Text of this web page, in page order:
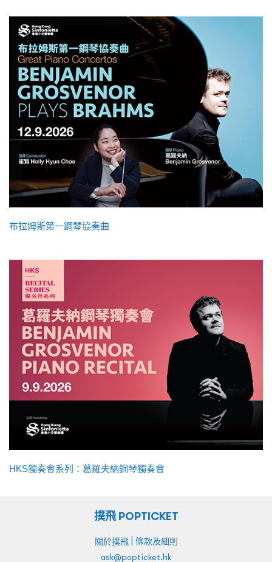
布拉姆斯第一鋼琴協奏曲
HKS獨奏會系列：葛羅夫納鋼琴獨奏會
撲飛 POPTICKET
關於撲飛| 條款及細則
ask@popticket.hk